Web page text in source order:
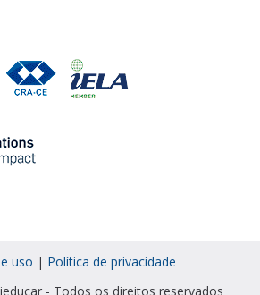
uso | Política de privacidade
- Todos os direitos reservados